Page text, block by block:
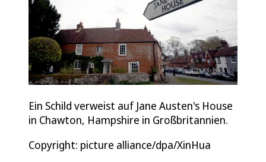
Ein Schild verweist auf Jane Austen's House
in Chawton, Hampshire in Großbritannien.
Copyright: picture alliance/dpa/XinHua